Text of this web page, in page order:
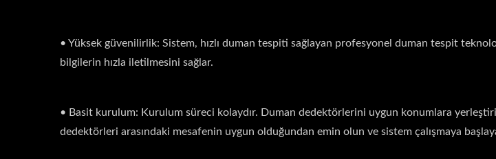
• Yüksek güvenilirlik: Sistem, hızlı duman tespiti sağlayan profesyonel duman tespit
bilgilerin hızla iletilmesini sağlar.
• Basit kurulum: Kurulum süreci kolaydır. Duman dedektörlerini uygun konumlara
dedektörleri arasındaki mesafenin uygun olduğundan emin olun ve sistem çalışmaya